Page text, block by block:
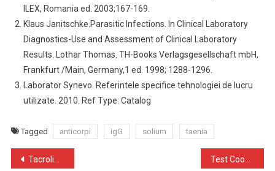
ILEX, Romania ed. 2003;167-169.
Klaus Janitschke.Parasitic Infections. In Clinical Laboratory
Diagnostics-Use and Assessment of Clinical Laboratory
Results. Lothar Thomas. TH-Books Verlagsgesellschaft mbH,
Frankfurt /Main, Germany,1 ed. 1998; 1288-1296.
Laborator Synevo. Referintele specifice tehnologiei de lucru
utilizate. 2010. Ref Type: Catalog
Tagged anticorpi igG solium taenia
Navigare
Tacrolimus in sange